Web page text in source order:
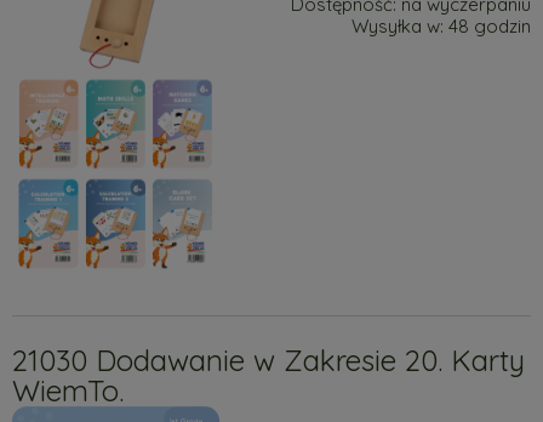
Wysyłka w: 48 godzin
21030 Dodawanie w Zakresie 20. Karty
WiemTo.